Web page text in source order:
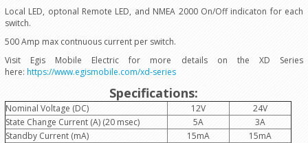
Local LED, optonal Remote LED, and NMEA 2000 On/Off indicaton for each
switch.
500 Amp max contnuous current per switch.
Visit Egis Mobile Electric for more details on the XD Series
here: https://www.egismobile.com/xd-series
Specifications:
Nominal Voltage (DC) 12V
24V
State Change Current (A) (20 msec)
5A
3A
Standby Current (mA)
15mA
15mA